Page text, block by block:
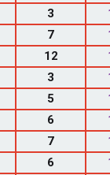
3
7
12
3
5
6
7
6